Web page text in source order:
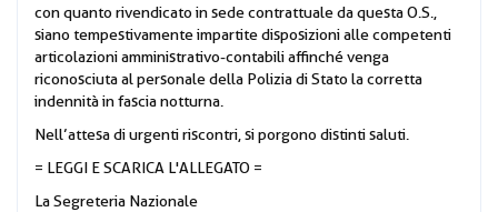
con quanto rivendicato in sede contrattuale da questa O.S.,
siano tempestivamente impartite disposizioni alle competenti
articolazioni amministrativo-contabili affinché venga
riconosciuta al personale della Polizia di Stato la corretta
indennità in fascia notturna.
Nell’attesa di urgenti riscontri, si porgono distinti saluti.
= LEGGI E SCARICA L'ALLEGATO =
La Segreteria Nazionale